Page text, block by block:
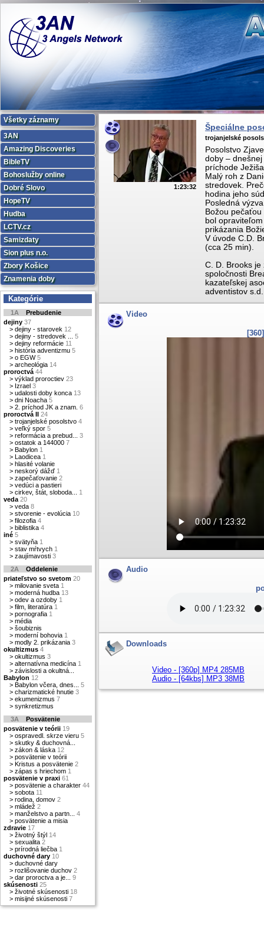
Všetky záznamy
3AN
Amazing Discoveries
BibleTV
Bohoslužby online
Dobré Slovo
HopeTV
Hudba
LCTV.cz
Samizdaty
Sion plus n.o.
Zbory Košice
Znamenia doby
Kategórie
1A Prebudenie
dejiny 37
> dejiny - starovek 12
> dejiny - stredovek ...
5
> dejiny reformácie 11
> história adventizmu 5
> o EGW 5
> archeológia 14
proroctvá 44
> výklad proroctiev 23
> Izrael 3
> udalosti doby konca 13
> dni Noacha 5
> 2. príchod JK a znam. 6
proroctvá II 24
> trojanjelské posolstvo 4
> veľký spor 5
> reformácia a prebud...
3
> ostatok a 144000 7
> Babylon 1
> Laodicea 1
> hlasité volanie
> neskorý dážď 1
> zapečaťovanie 2
> vedúci a pastieri
> cirkev, štát, sloboda...
1
veda 20
> veda 8
> stvorenie - evolúcia 10
> filozofia 4
> biblistika 4
iné 5
> svätyňa 1
> stav mŕtvych 1
> zaujímavosti 3
2A Oddelenie
priateľstvo so svetom 20
> milovanie sveta 1
> moderná hudba 13
> odev a ozdoby 1
> film, literatúra 1
> pornografia 1
> média
> šoubiznis
> moderní bohovia 1
> modly 2. prikázania 3
okultizmus 4
> okultizmus 3
> alternatívna medicína 1
> závislosti a okultná...
Babylon 12
> Babylon včera, dnes...
5
> charizmatické hnutie 3
> ekumenizmus 7
> synkretizmus
3A Posvätenie
posvätenie v teórii 19
> ospravedl. skrze vieru 5
> skutky & duchovná...
> zákon & láska 12
> posvätenie v teórii
> Kristus a posvätenie 2
> zápas s hriechom 1
posvätenie v praxi 61
> posvätenie a charakter 44
> sobota 11
> rodina, domov 2
> mládež 2
> manželstvo a partn...
4
> posvätenie a misia
zdravie 17
> životný štýl 14
> sexualita 2
> prírodná liečba 1
duchovné dary 10
> duchovné dary
> rozlišovanie duchov 2
> dar proroctva a je...
9
skúsenosti 25
> životné skúsenosti 18
> misijné skúsenosti 7
1:23:32
Špeciálne
trojanjelské
Posolstvo
doby –
príchode
Malý roh z
stredovek.
hodina jeho
Posledná
Božou
bol
prikázania
V úvode C.D.
(cca 25 min).
C. D. Brooks
spoločnosti
kazateľskej
adventistov s.d.
Video
Audio
Downloads
Video - [360p] MP4 285MB
Audio - [64kbs] MP3 38MB